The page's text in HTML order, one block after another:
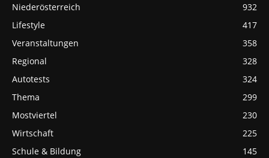
Niederösterreich
932
Lifestyle
417
Veranstaltungen
358
Regional
328
Autotests
324
Thema
299
Mostviertel
230
Wirtschaft
225
Schule & Bildung
145